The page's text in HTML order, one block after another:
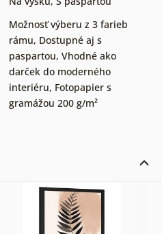
Možnosť výberu z 3 farieb
rámu, Dostupné aj s
paspartou, Vhodné ako
darček do moderného
interiéru, Fotopapier s
gramážou 200 g/m²